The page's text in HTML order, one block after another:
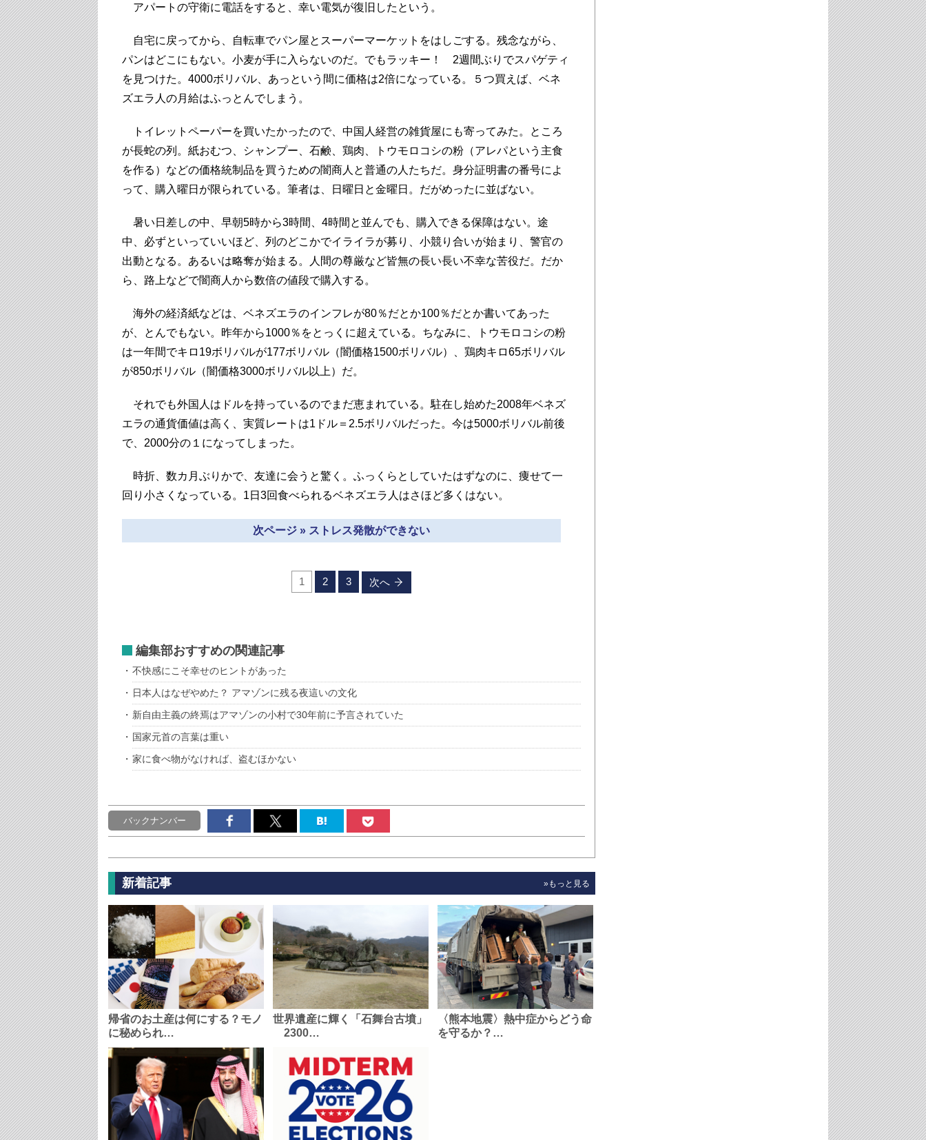
アパートの守衛に電話をすると、幸い電気が復旧したという。
自宅に戻ってから、自転車でパン屋とスーパーマーケットをはしごする。残念ながら、
パンはどこにもない。小麦が手に入らないのだ。でもラッキー！ 2週間ぶりでスパゲティ
を見つけた。4000ボリバル、あっという間に価格は2倍になっている。５つ買えば、ベネ
ズエラ人の月給はふっとんでしまう。
トイレットペーパーを買いたかったので、中国人経営の雑貨屋にも寄ってみた。ところ
が長蛇の列。紙おむつ、シャンプー、石鹸、鶏肉、トウモロコシの粉（アレパという主食
を作る）などの価格統制品を買うための闇商人と普通の人たちだ。身分証明書の番号によ
って、購入曜日が限られている。筆者は、日曜日と金曜日。だがめったに並ばない。
暑い日差しの中、早朝5時から3時間、4時間と並んでも、購入できる保障はない。途
中、必ずといっていいほど、列のどこかでイライラが募り、小競り合いが始まり、警官の
出動となる。あるいは略奪が始まる。人間の尊厳など皆無の長い長い不幸な苦役だ。だか
ら、路上などで闇商人から数倍の値段で購入する。
海外の経済紙などは、ベネズエラのインフレが80％だとか100％だとか書いてあった
が、とんでもない。昨年から1000％をとっくに超えている。ちなみに、トウモロコシの粉
は一年間でキロ19ボリバルが177ボリバル（闇価格1500ボリバル）、鶏肉キロ65ボリバル
が850ボリバル（闇価格3000ボリバル以上）だ。
それでも外国人はドルを持っているのでまだ恵まれている。駐在し始めた2008年ベネズ
エラの通貨価値は高く、実質レートは1ドル＝2.5ボリバルだった。今は5000ボリバル前後
で、2000分の１になってしまった。
時折、数カ月ぶりかで、友達に会うと驚く。ふっくらとしていたはずなのに、痩せて一
回り小さくなっている。1日3回食べられるベネズエラ人はさほど多くはない。
次ページ » ストレス発散ができない
1 2 3 次へ
編集部おすすめの関連記事
不快感にこそ幸せのヒントがあった
日本人はなぜやめた？ アマゾンに残る夜這いの文化
新自由主義の終焉はアマゾンの小村で30年前に予言されていた
国家元首の言葉は重い
家に食べ物がなければ、盗むほかない
バックナンバー
新着記事 »もっと見る
帰省のお土産は何にする？モノ
に秘められ…
世界遺産に輝く「石舞台古墳」
2300…
〈熊本地震〉熱中症からどう命
を守るか？…